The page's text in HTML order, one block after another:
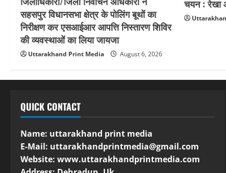
सहसपुर विधानसभा क्षेत्र के पोलिंग बूथों का
निरीक्षण कर एसआईआर आपत्ति निस्तारण शिविर
की व्यवस्थाओं का लिया जायजा
Uttarakhand Print Media August 6, 2026
चयन : रेखा
QUICK CONTACT
Name: uttarakhand print media
E-Mail: uttarakhandprintmedia@gmail.com
Website: www.uttarakhandprintmedia.com